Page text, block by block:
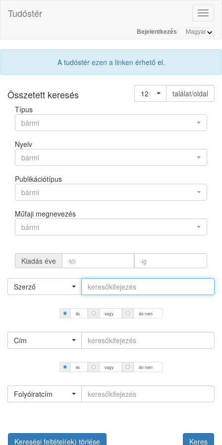
Tudóstér
Bejelentkezés
A tudóstér ezen a linken érhető el.
Összetett keresés 12
találat/oldal
Típus
bármi
Nyelv
bármi
Publikációtípus
bármi
Műfaji megnevezés
bármi
Kiadás éve
Szerző
és vagy de nem
Cím
és vagy de nem
Folyóiratcím
Keresési feltétel(ek) törlése